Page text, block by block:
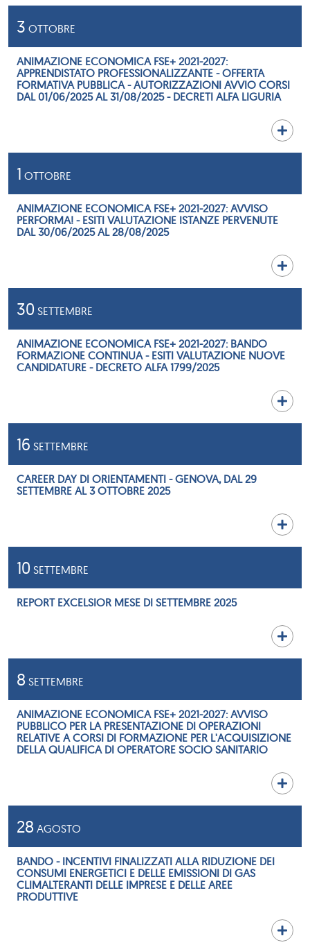
3 OTTOBRE
ANIMAZIONE ECONOMICA FSE+ 2021-2027:
APPRENDISTATO PROFESSIONALIZZANTE - OFFERTA
FORMATIVA PUBBLICA - AUTORIZZAZIONI AVVIO CORSI
DAL 01/06/2025 AL 31/08/2025 - DECRETI ALFA LIGURIA
1 OTTOBRE
ANIMAZIONE ECONOMICA FSE+ 2021-2027: AVVISO
PERFORMA! - ESITI VALUTAZIONE ISTANZE PERVENUTE
DAL 30/06/2025 AL 28/08/2025
30 SETTEMBRE
ANIMAZIONE ECONOMICA FSE+ 2021-2027: BANDO
FORMAZIONE CONTINUA - ESITI VALUTAZIONE NUOVE
CANDIDATURE - DECRETO ALFA 1799/2025
16 SETTEMBRE
CAREER DAY DI ORIENTAMENTI - GENOVA, DAL 29
SETTEMBRE AL 3 OTTOBRE 2025
10 SETTEMBRE
REPORT EXCELSIOR MESE DI SETTEMBRE 2025
8 SETTEMBRE
ANIMAZIONE ECONOMICA FSE+ 2021-2027: AVVISO
PUBBLICO PER LA PRESENTAZIONE DI OPERAZIONI
RELATIVE A CORSI DI FORMAZIONE PER L'ACQUISIZIONE
DELLA QUALIFICA DI OPERATORE SOCIO SANITARIO
28 AGOSTO
BANDO - INCENTIVI FINALIZZATI ALLA RIDUZIONE DEI
CONSUMI ENERGETICI E DELLE EMISSIONI DI GAS
CLIMALTERANTI DELLE IMPRESE E DELLE AREE
PRODUTTIVE